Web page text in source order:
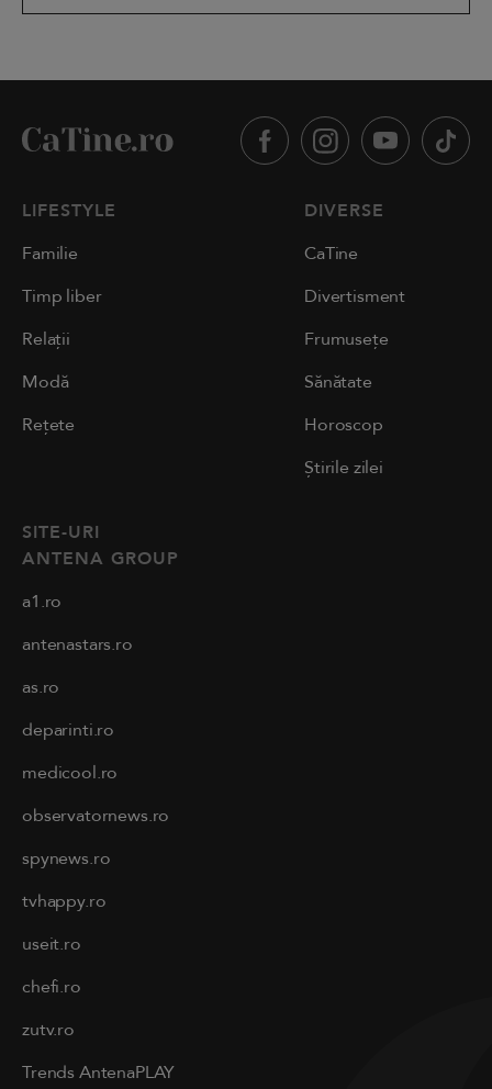
LIFESTYLE
Familie
Timp liber
Relații
Modă
Rețete
DIVERSE
CaTine
Divertisment
Frumusețe
Sănătate
Horoscop
Știrile zilei
SITE-URI
ANTENA GROUP
a1.ro
antenastars.ro
as.ro
deparinti.ro
medicool.ro
observatornews.ro
spynews.ro
tvhappy.ro
useit.ro
chefi.ro
zutv.ro
Trends AntenaPLAY